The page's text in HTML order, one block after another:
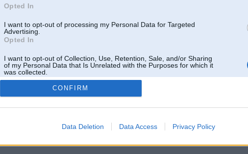
Opted In
I want to opt-out of processing my Personal Data for Targeted
Advertising.
Opted In
I want to opt-out of Collection, Use, Retention, Sale, and/or Sharing
of my Personal Data that Is Unrelated with the Purposes for which it
was collected.
Opted Out
CONFIRM
Data Deletion Data Access Privacy Policy
~ šitāds->
auto klubs un nav saistīts ar